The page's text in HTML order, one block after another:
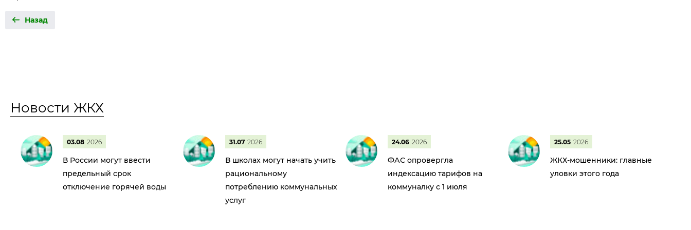
Назад
Новости ЖКХ
03.08 2026
В России могут ввести
предельный срок
отключение горячей воды
31.07 2026
В школах могут начать учить
рациональному
потреблению коммунальных
услуг
24.06 2026
ФАС опровергла
индексацию тарифов на
коммуналку с 1 июля
25.05 2026
ЖКХ-мошенники: главные
уловки этого года